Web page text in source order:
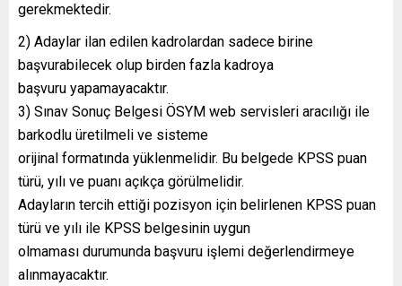
gerekmektedir.
2) Adaylar ilan edilen kadrolardan sadece birine
başvurabilecek olup birden fazla kadroya
başvuru yapamayacaktır.
3) Sınav Sonuç Belgesi ÖSYM web servisleri aracılığı ile
barkodlu üretilmeli ve sisteme
orijinal formatında yüklenmelidir. Bu belgede KPSS puan
türü, yılı ve puanı açıkça görülmelidir.
Adayların tercih ettiği pozisyon için belirlenen KPSS puan
türü ve yılı ile KPSS belgesinin uygun
olmaması durumunda başvuru işlemi değerlendirmeye
alınmayacaktır.